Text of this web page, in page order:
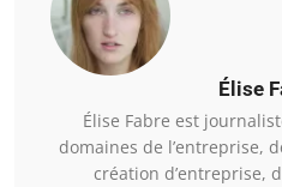
Élise
Élise Fabre est
domaines de l’entreprise,
création d’entreprise,